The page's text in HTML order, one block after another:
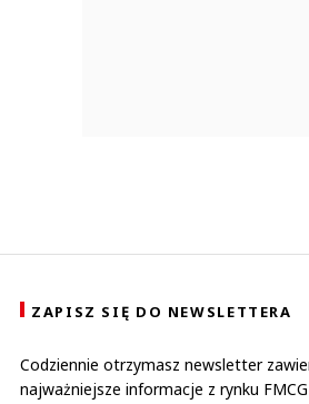
ZAPISZ SIĘ DO NEWSLETTERA
Codziennie otrzymasz newsletter
najważniejsze informacje z rynku